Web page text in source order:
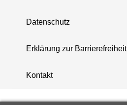
+
−
Datenschutz
Erklärung zur Barrierefreiheit
Kontakt